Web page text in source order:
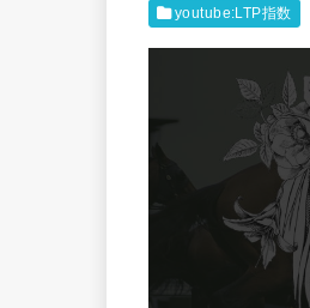
youtube:LTP指数